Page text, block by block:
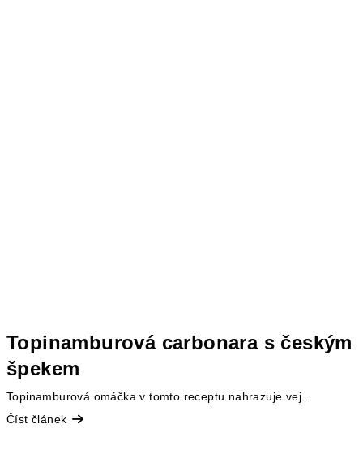
Topinamburová carbonara s českým
špekem
Topinamburová omáčka v tomto receptu nahrazuje vej...
Číst článek